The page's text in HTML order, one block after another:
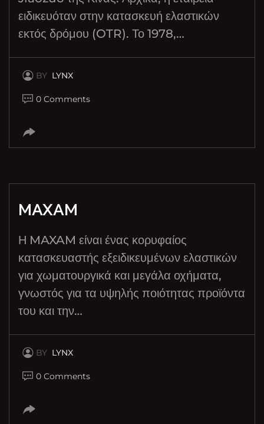
ειδικευόταν στην κατασκευή ελαστικών
εκτός δρόμου (OTR). Το 1978,…
BY LYNX
0 Comments
MAXAM
Η MAXAM είναι ένας κορυφαίος
κατασκευαστής εξειδικευμένων ελαστικών
για χωματουργικά και μεγάλα οχήματα,
γνωστός για τα υψηλής ποιότητας προϊόντα
του και την…
BY LYNX
0 Comments